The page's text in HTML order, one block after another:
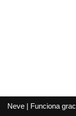
Neve | Funciona